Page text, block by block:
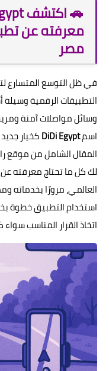
معرفته عن
مصر
في ظل التوسع المتسارع
التطبيقات الرقمية
وسائل مواصلات آمنة
اسمDiDi Egyptكخيار
لك كل ما تحتاج معرفته
العالمي، مرورًا بخدماته
استخدام التطبيق خطوة
اتخاذ القرار المناسب سواء